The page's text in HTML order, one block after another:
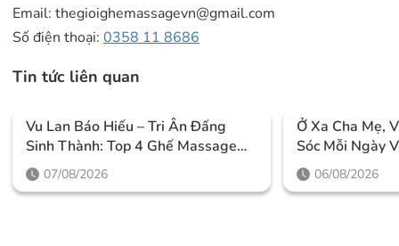
Email: thegioighemassagevn@gmail.com
Số điện thoại: 0358 11 8686
Tin tức liên quan
Vu Lan Báo Hiếu – Tri Ân Đấng
Sinh Thành: Top 4 Ghế Massage
IKIGAI Đáng Mua Nhất 2026
07/08/2026
Ở Xa Cha Mẹ,
Sóc Mỗi Ngày
06/08/2026